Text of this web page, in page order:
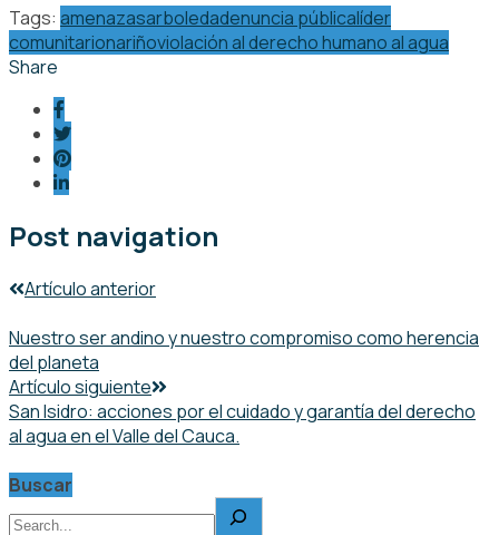
Tags: amenazasarboledadenuncia públicalíder
comunitarionariñoviolación al derecho humano al agua
Share
Post navigation
Artículo anterior
Nuestro ser andino y nuestro compromiso como herencia
del planeta
Artículo siguiente
San Isidro: acciones por el cuidado y garantía del derecho
al agua en el Valle del Cauca.
Buscar